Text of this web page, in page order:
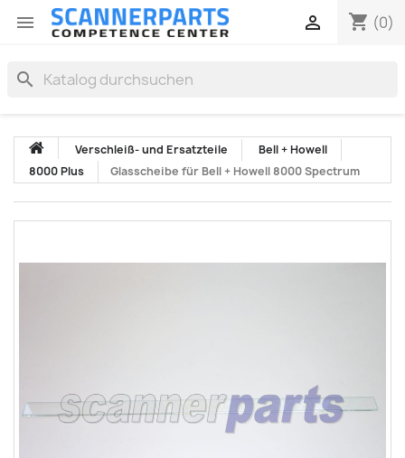
 shopping_cart (0)

search
Verschleiß- und Ersatzteile
Bell + Howell
8000 Plus
Glasscheibe für Bell + Howell 8000 Spectrum